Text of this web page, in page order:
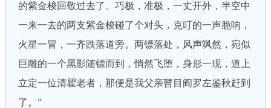
的紫金梭回敬过去了。巧极，准极，一丈开外，半空中
一来一去的两支紫金梭碰了个对头，克叮的一声脆响，
火星一冒，一齐跌落道旁。两镖落处，风声飒然，宛似
巨雕的一个黑影随镖而到，悄然飞堕，身形一现，道上
立定一位清瞿老者，那便是我父亲瞽目阎罗左鉴秋赶到
了。”